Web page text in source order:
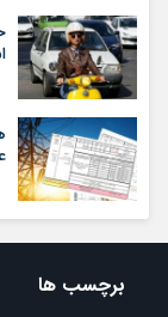
برچسب ها